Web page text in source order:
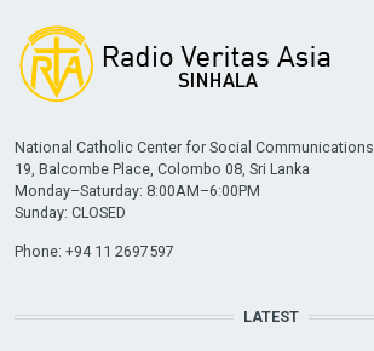
National Catholic Center for Social Communications
19, Balcombe Place, Colombo 08, Sri Lanka
Monday–Saturday: 8:00AM–6:00PM
Sunday: CLOSED
Phone: +94 11 2697597
LATEST